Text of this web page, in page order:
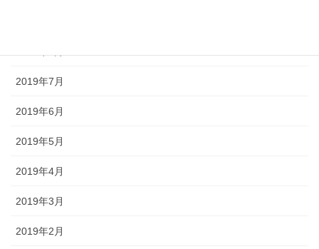
2019年7月
2019年6月
2019年5月
2019年4月
2019年3月
2019年2月